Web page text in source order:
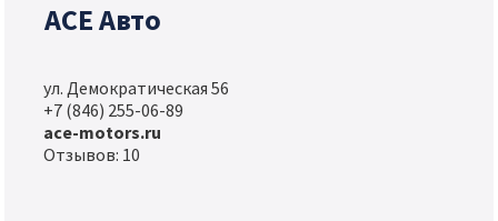
АСЕ Авто
ул. Демократическая 56
+7 (846) 255-06-89
ace-motors.ru
Отзывов: 10